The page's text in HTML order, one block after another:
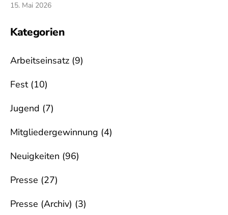
15. Mai 2026
Kategorien
Arbeitseinsatz (9)
Fest(10)
Jugend (7)
Mitgliedergewinnung (4)
Neuigkeiten (96)
Presse (27)
Presse (Archiv) (3)